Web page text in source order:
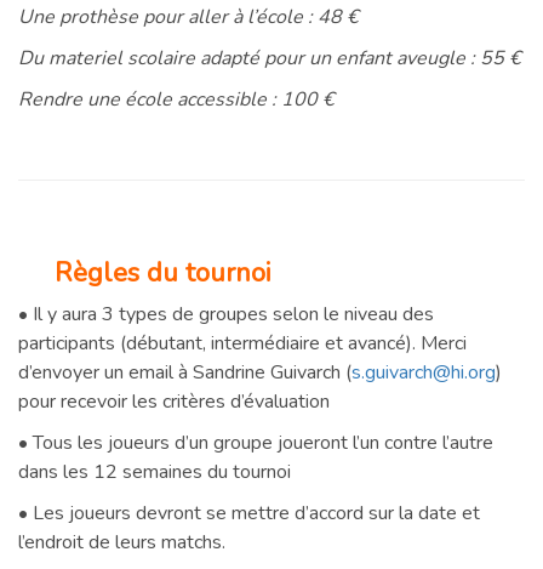
Une prothèse pour aller à l’école : 48 €
Du materiel scolaire adapté pour un enfant aveugle : 55 €
Rendre une école accessible : 100 €
Règles du tournoi
• Il y aura 3 types de groupes selon le niveau des
participants (débutant, intermédiaire et avancé). Merci
d’envoyer un email à Sandrine Guivarch (s.guivarch@hi.org)
pour recevoir les critères d’évaluation
• Tous les joueurs d’un groupe joueront l’un contre l’autre
dans les 12 semaines du tournoi
• Les joueurs devront se mettre d’accord sur la date et
l’endroit de leurs matchs.